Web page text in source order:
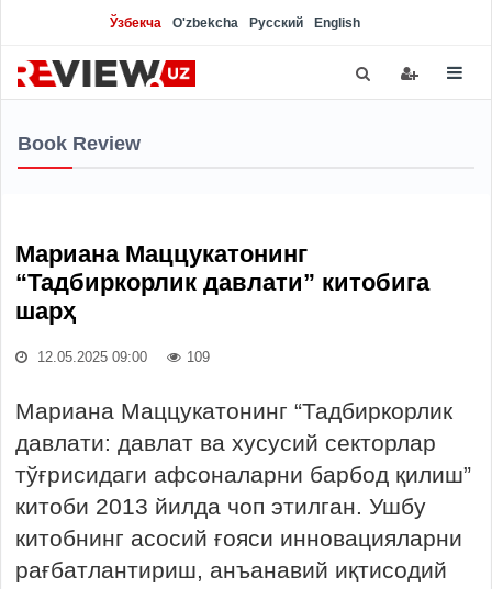
Ўзбекча O'zbekcha Русский English
Book Review
Мариана Маццукатонинг
“Тадбиркорлик давлати” китобига
шарҳ
12.05.2025 09:00 109
Мариана Маццукатонинг “Тадбиркорлик
давлати: давлат ва хусусий секторлар
тўғрисидаги афсоналарни барбод қилиш”
китоби 2013 йилда чоп этилган. Ушбу
китобнинг асосий ғояси инновацияларни
рағбатлантириш, анъанавий иқтисодий